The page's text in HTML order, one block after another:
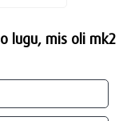
lugu, mis oli mk2